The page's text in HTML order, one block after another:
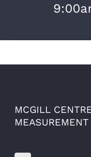
MCGILL
MEASUREMENT